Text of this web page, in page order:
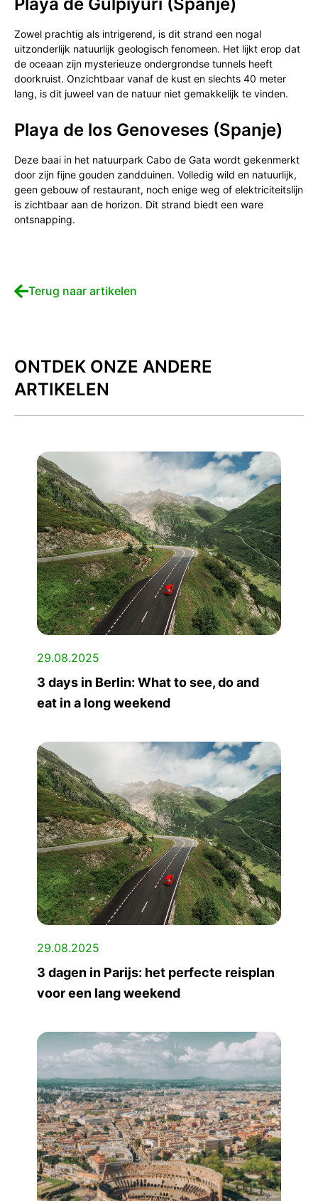
Zowel prachtig als intrigerend, is dit strand een nogal
uitzonderlijk natuurlijk geologisch fenomeen. Het lijkt erop dat
de oceaan zijn mysterieuze ondergrondse tunnels heeft
doorkruist. Onzichtbaar vanaf de kust en slechts 40 meter
lang, is dit juweel van de natuur niet gemakkelijk te vinden.
Playa de los Genoveses (Spanje)
Deze baai in het natuurpark Cabo de Gata wordt gekenmerkt
door zijn fijne gouden zandduinen. Volledig wild en natuurlijk,
geen gebouw of restaurant, noch enige weg of elektriciteitslijn
is zichtbaar aan de horizon. Dit strand biedt een ware
ontsnapping.
Terug naar artikelen
ONTDEK ONZE ANDERE
ARTIKELEN
29.08.2025
3 days in Berlin: What to see, do and
eat in a long weekend
29.08.2025
3 dagen in Parijs: het perfecte reisplan
voor een lang weekend